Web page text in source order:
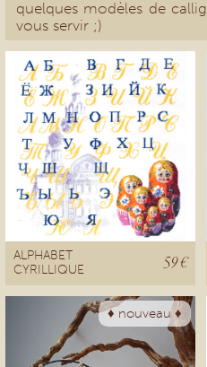
quelques modèles de
vous servir ;)
ALPHABET
CYRILLIQUE
59 €
♦ nouveau ♦